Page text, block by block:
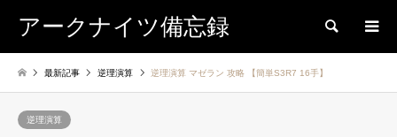
アークナイツ備忘録 検索
最新記事 逆理演算 逆理演算 マゼラン 攻略 【簡単S3R7 16手】
逆理演算